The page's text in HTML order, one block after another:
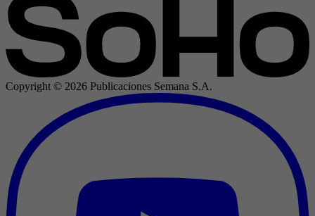
Copyright © 2026 Publicaciones Semana S.A.